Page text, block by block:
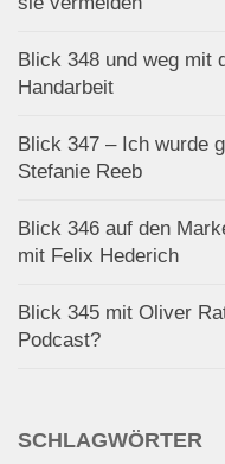
Blick 348 und weg mit
Handarbeit
Blick 347 – Ich wurde
Stefanie Reeb
Blick 346 auf den
mit Felix Hederich
Blick 345 mit Oliver
Podcast?
SCHLAGWÖRTER